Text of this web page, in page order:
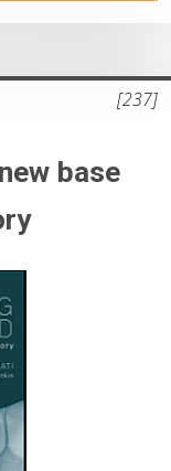
base
[237]